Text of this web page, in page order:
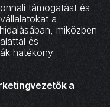
támogatást és
a
miközben
és
hatékony
a